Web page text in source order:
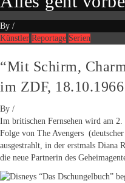
By /
Künstler Reportage Serien
“Mit Schirm,
im ZDF, 18.10.1966
By /
Im britischen Fernsehen wird am
Folge von The Avengers
ausgestrahlt, in der erstmals Diana
die neue Partnerin des